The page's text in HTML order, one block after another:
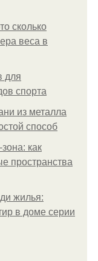
сколько
веса в
для
спорта
из металла
способ
как
пространства
жилья:
в доме серии